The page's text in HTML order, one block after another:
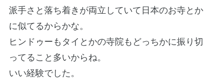
派手さと落ち着きが両立していて日本のお寺とか
に似てるからかな。
ヒンドゥーもタイとかの寺院もどっちかに振り切
ってること多いからね。
いい経験でした。